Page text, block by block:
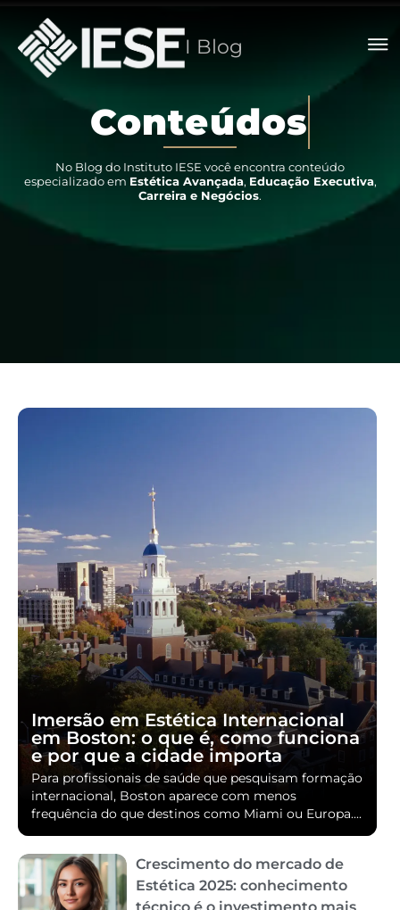
I Blog
Conteúd
o
s
No Blog do Instituto IESE você encontra conteúdo
especializado em Estética Avançada, Educação Executiva,
Carreira e Negócios.
Imersão em Estética Internacional
em Boston: o que é, como funciona
e por que a cidade importa
Para profissionais de saúde que pesquisam formação
internacional, Boston aparece com menos
frequência do que destinos como Miami ou Europa....
Crescimento do mercado de
Estética 2025: conhecimento